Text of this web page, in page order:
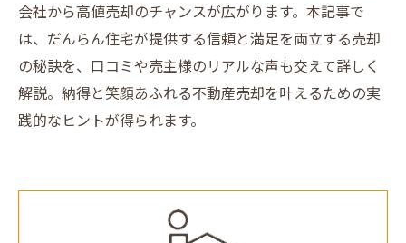
会社から高値売却のチャンスが広がります。本記事で
は、だんらん住宅が提供する信頼と満足を両立する売却
の秘訣を、口コミや売主様のリアルな声も交えて詳しく
解説。納得と笑顔あふれる不動産売却を叶えるための実
践的なヒントが得られます。